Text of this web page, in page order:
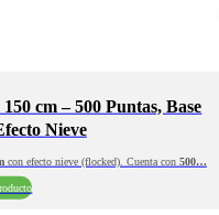
cm – 500 Puntas, Base
Nieve
con efecto nieve (flocked). Cuenta con 500…